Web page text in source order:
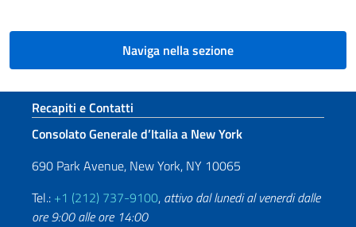
Naviga nella sezione
Sezione footer
Recapiti e Contatti
Consolato Generale d’Italia a New York
690 Park Avenue, New York, NY 10065
Tel.: +1 (212) 737-9100, attivo dal lunedi al venerdi dalle
ore 9:00 alle ore 14:00